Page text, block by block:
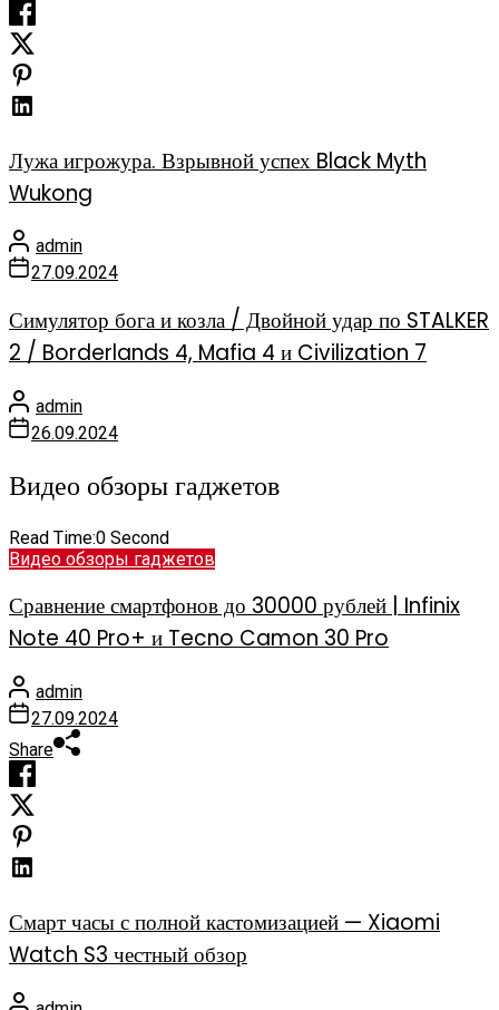
Лужа игрожура. Взрывной успех Black Myth
Wukong
admin
27.09.2024
Симулятор бога и козла / Двойной удар по STALKER
2 / Borderlands 4, Mafia 4 и Civilization 7
admin
26.09.2024
Видео обзоры гаджетов
Read Time:0 Second
Видео обзоры гаджетов
Сравнение смартфонов до 30000 рублей | Infinix
Note 40 Pro+ и Tecno Camon 30 Pro
admin
27.09.2024
Share
Смарт часы с полной кастомизацией — Xiaomi
Watch S3 честный обзор